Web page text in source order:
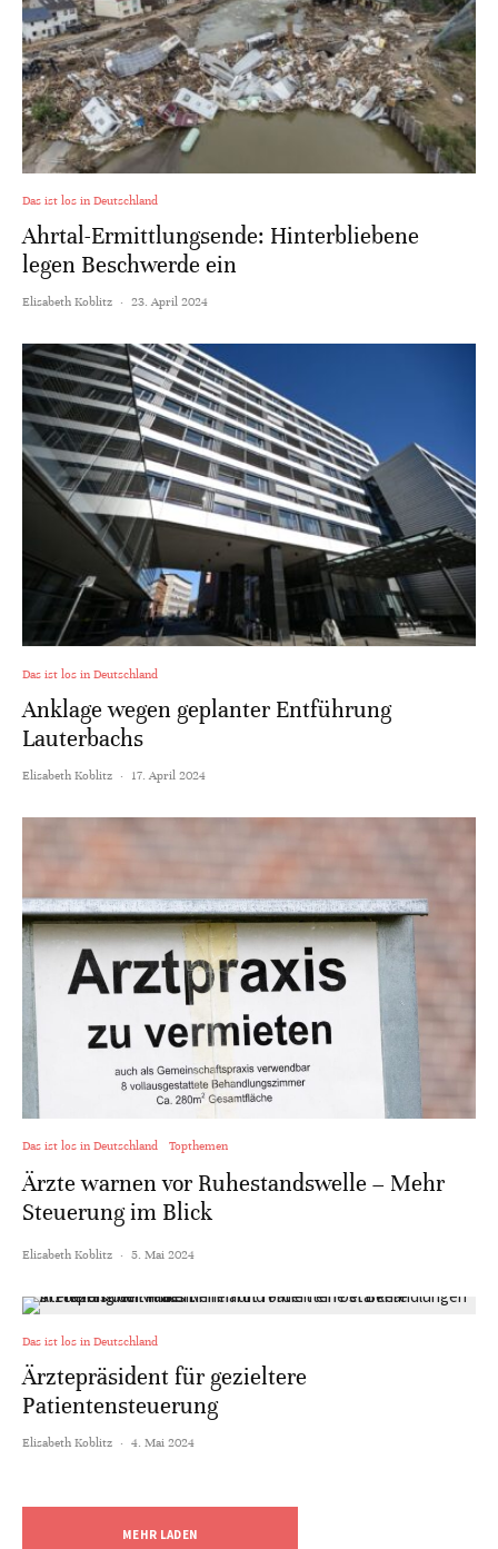
Das ist los in Deutschland
Ahrtal-Ermittlungsende: Hinterbliebene
legen Beschwerde ein
Elisabeth Koblitz · 23. April 2024
Das ist los in Deutschland
Anklage wegen geplanter Entführung
Lauterbachs
Elisabeth Koblitz · 17. April 2024
Das ist los in Deutschland Topthemen
Ärzte warnen vor Ruhestandswelle – Mehr
Steuerung im Blick
Elisabeth Koblitz · 5. Mai 2024
Das ist los in Deutschland
Ärztepräsident für gezieltere
Patientensteuerung
Elisabeth Koblitz · 4. Mai 2024
MEHR LADEN